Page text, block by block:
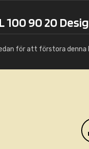
100 90 20
för att förstora denna